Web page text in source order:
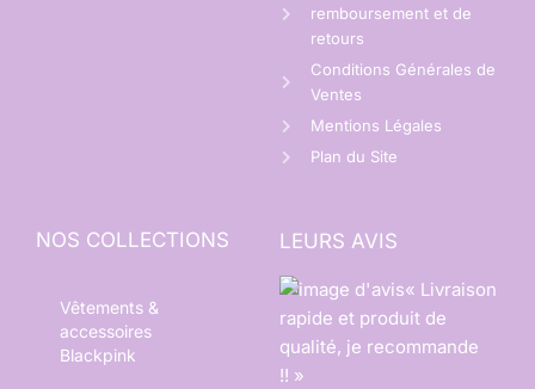
remboursement et de
retours
Conditions Générales de
Ventes
Mentions Légales
Plan du Site
NOS COLLECTIONS
Vêtements &
accessoires
Blackpink
LEURS AVIS
« Livraison
rapide et produit de
qualité, je recommande
!! »